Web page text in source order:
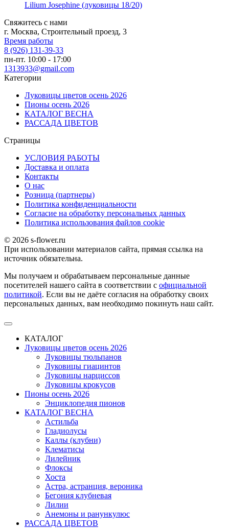
Lilium Josephine (луковицы 18/20)
Свяжитесь с нами
г. Москва, Строительный проезд, 3
Время работы
8 (926) 131-39-33
пн-пт. 10:00 - 17:00
1313933@gmail.com
Категории
Луковицы цветов осень 2026
Пионы осень 2026
КАТАЛОГ ВЕСНА
РАССАДА ЦВЕТОВ
Страницы
УСЛОВИЯ РАБОТЫ
Доставка и оплата
Контакты
О наc
Розница (партнеры)
Политика конфиденциальности
Согласие на обработку персональных данных
Политика использования файлов сookie
© 2026 s-flower.ru
При использовании материалов сайта, прямая ссылка на
источник обязательна.
Мы получаем и обрабатываем персональные данные
посетителей нашего сайта в соответствии с официальной
политикой. Если вы не даёте согласия на обработку своих
персональных данных, вам необходимо покинуть наш сайт.
КАТАЛОГ
Луковицы цветов осень 2026
Луковицы тюльпанов
Луковицы гиацинтов
Луковицы нарциссов
Луковицы крокусов
Пионы осень 2026
Энциклопедия пионов
КАТАЛОГ ВЕСНА
Астильба
Гладиолусы
Каллы (клубни)
Клематисы
Лилейник
Флоксы
Хоста
Астра, астранция, вероника
Бегония клубневая
Лилии
Анемоны и ранункулюс
РАССАДА ЦВЕТОВ